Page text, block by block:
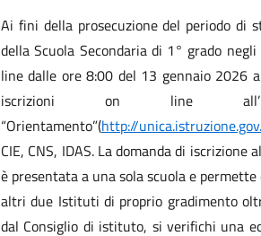
Ai fini della prosecuzione del periodo di
della Scuola Secondaria di 1° grado
line dalle ore 8:00 del 13 gennaio 2026
iscrizioni on line
“Orientamento”(http://
CIE, CNS, IDAS. La domanda di
è presentata a una sola scuola e
altri due Istituti di proprio gradimento
dal Consiglio di istituto, si verifichi una